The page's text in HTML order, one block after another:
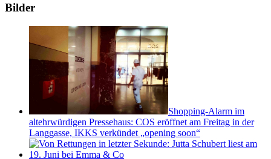
Bilder
Shopping-Alarm im
altehrwürdigen Pressehaus: COS eröffnet am Freitag in der
Langgasse, IKKS verkündet „opening soon“